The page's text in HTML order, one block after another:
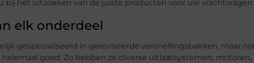
bij het uitzoeken van de juiste producten voor uw vrachtwagen.
elk onderdeel
gespecialiseerd in gereviseerde versnellingsbakken, maar
goed. Zo hebben ze diverse uitlaatsystemen, motoren,